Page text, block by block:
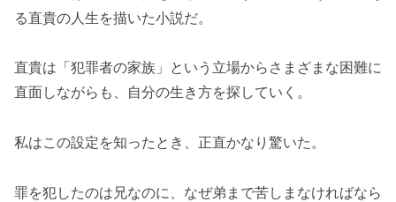
る直貴の人生を描いた小説だ。
直貴は「犯罪者の家族」という立場からさまざまな困難に
直面しながらも、自分の生き方を探していく。
私はこの設定を知ったとき、正直かなり驚いた。
罪を犯したのは兄なのに、なぜ弟まで苦しまなければなら